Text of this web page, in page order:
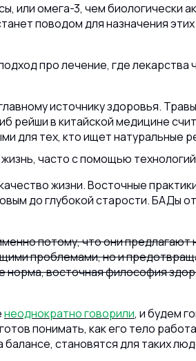
омега-3, чем биологически
поводом для назначения
про лечение, где лекарства
источнику здоровья.
рейши в китайской медицине
для тех, кто ищет натуральные
часто с помощью
жизни. Восточные
до глубокой старости. БАДы
потому, что они предлагают
проблемами, но и
восточная философия
неоднократно говорили, и будем
понимать, как его тело
балансе, становятся для таких